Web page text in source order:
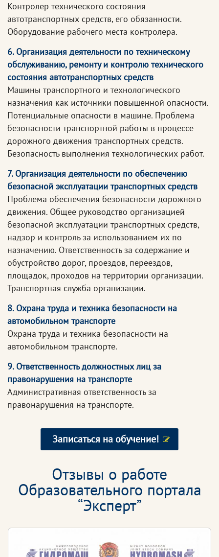
Контролер технического состояния
автотранспортных средств, его обязанности.
Оборудование рабочего места контролера.
6. Организация деятельности по техническому
обслуживанию, ремонту и контролю технического
состояния автотранспортных средств
Машины транспортного и технологического
назначения как источники повышенной опасности.
Потенциальные опасности в машине. Проблема
безопасности транспортной работы в процессе
дорожного движения транспортных средств.
Безопасность выполнения технологических работ.
7. Организация деятельности по обеспечению
безопасной эксплуатации транспортных средств
Проблема обеспечения безопасности дорожного
движения. Общее руководство организацией
безопасной эксплуатации транспортных средств,
надзор и контроль за использованием их по
назначению. Ответственность за содержание и
обустройство дорог, проездов, переездов,
площадок, проходов на территории организации.
Транспортная служба организации.
8. Охрана труда и техника безопасности на
автомобильном транспорте
Охрана труда и техника безопасности на
автомобильном транспорте.
9. Ответственность должностных лиц за
правонарушения на транспорте
Административная ответственность за
правонарушения на транспорте.
Записаться на обучение!
Отзывы о работе
Образовательного портала
“Эксперт”